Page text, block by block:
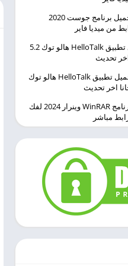
تحميل برنامج جوست 2020
تحميل تطبيق HelloTalk هالو توك 5.2
اخر تحديث
تحميل تطبيق HelloTalk هالو توك
تحميل برنامج WinRAR وينرار 2024 لفك
مباشر